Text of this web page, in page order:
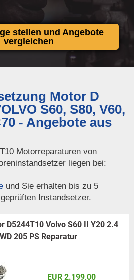
stellen und Angebote
vergleichen
Motor D
S60, S80, V60,
- Angebote aus
Motorreparaturen von
liegen bei:
und Sie erhalten bis zu 5
Instandsetzer.
D5244T10 Volvo S60 II Y20 2.4
205 PS Reparatur
EUR 2.199,00